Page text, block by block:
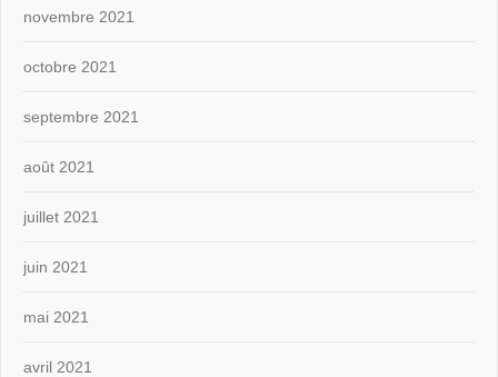
novembre 2021
octobre 2021
septembre 2021
août 2021
juillet 2021
juin 2021
mai 2021
avril 2021